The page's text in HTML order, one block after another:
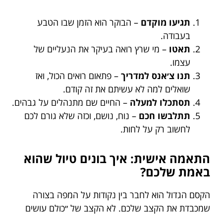
תגיעו מוקדם – הבוקר הוא הזמן שבו הטבע
בעבודה.
תאטו – מי שרץ רואה בעיקר את הנעליים של
עצמו.
תנו צ׳אנס למדריך – פתאום רואים הכול, ואז
שואלים למה לא עשיתם את זה קודם.
תסתכלו למעלה – החיים שם מתנהלים על גבהים.
תתלבשו חכם – נוח, נושם, וכזה שלא גורם לכם
לחשוב רק על לחות.
התאמה אישית: איך בונים טיול שהוא
באמת שלכם?
הקסם הגדול הוא לחבר בין נקודות על המפה בצורה
שמכבדת את הקצב שלכם. לא הקצב של ״כולם עושים